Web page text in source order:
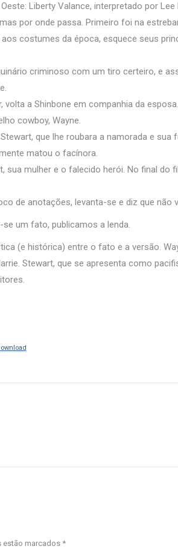
Liberty Valance, interpretado por Lee
por onde passa. Primeiro foi na
costumes da época, esquece seus
criminoso com um tiro certeiro, e
a Shinbone em companhia da
cowboy, Wayne.
que lhe roubara a namorada e
matou o facínora.
mulher e o falecido herói. No final do
de anotações, levanta-se e diz que não
se um fato, publicamos a lenda.
(e histórica) entre o fato e a versão.
Stewart, que se apresenta como
estão marcados *